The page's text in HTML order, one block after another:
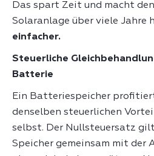
Das spart Zeit und macht
Solaranlage über viele Jahre
einfacher.
Steuerliche
Batterie
Ein Batteriespeicher
denselben steuerlichen
selbst. Der Nullsteuersatz
Speicher gemeinsam mit der